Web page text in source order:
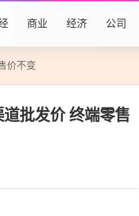
商业 经济 公司
价不变
批发价 终端零售